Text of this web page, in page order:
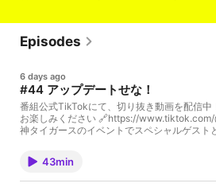
番組へのメッセージは lotti＠tbs.co.jp ま
制作：TBSラジオ
TBS Podcast：https://www.tbsradio.jp/
Episodes
6 days ago
#44 アップデートせな！
番組公式TikTokにて、切り抜き動画を配信中
お楽しみください 🔗https://
神タイガースのイベントでスペシャルゲスト
さん。大ファンのチームの試合を心から楽し
や、熱心なファンである「虎党」だからこそ
があるようです。他にも悩み事がある様子の
43min